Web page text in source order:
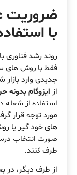
ضروریت
با
روند رشد فناوری
فقط با روش های
جدیدی وارد
از ایزوگام بدونه
استفاده از
مورد توجه قرار
های خود گیر یا
صورت انتخاب
طرف کنند.
از طرف دیگر، در